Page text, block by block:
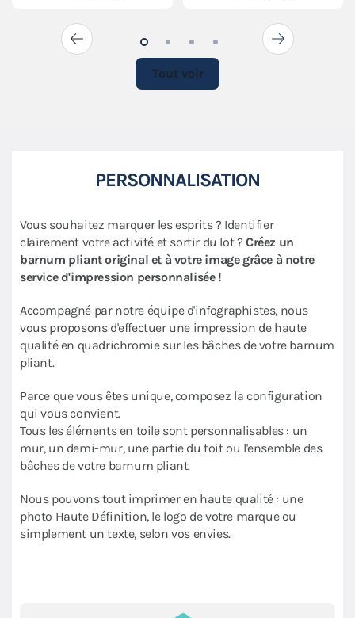
Tout voir
PERSONNALISATION
Vous souhaitez marquer les esprits ? Identifier
clairement votre activité et sortir du lot ?Créez un
barnum pliant original et à votre image grâce à notre
service d'impression personnalisée !
Accompagné par notre équipe d'infographistes, nous
vous proposons d'effectuer une impression de haute
qualité en quadrichromie sur les bâches de votre barnum
pliant.
Parce que vous êtes unique, composez la configuration
qui vous convient.
Tous les éléments en toile sont personnalisables : un
mur, un demi-mur, une partie du toit ou l'ensemble des
bâches de votre barnum pliant.
Nous pouvons tout imprimer en haute qualité : une
photo Haute Définition, le logo de votre marque ou
simplement un texte, selon vos envies.